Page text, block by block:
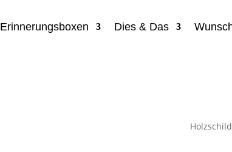
Erinnerungsboxen Dies & Das